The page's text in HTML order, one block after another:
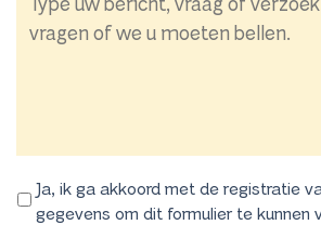
Ja, ik ga akkoord met de registratie
gegevens om dit formulier te kunnen